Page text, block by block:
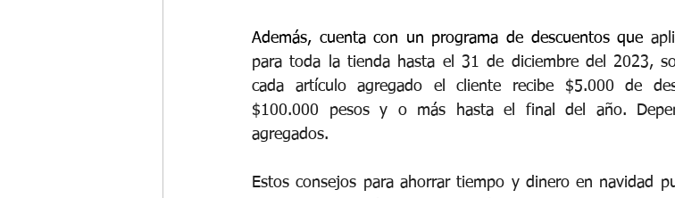
Además, cuenta con un programa de descuentos que
para toda la tienda hasta el 31 de diciembre del 2023,
cada artículo agregado el cliente recibe $5.000 de
$100.000 pesos y o más hasta el final del año.
agregados.
Estos consejos para ahorrar tiempo y dinero en navidad